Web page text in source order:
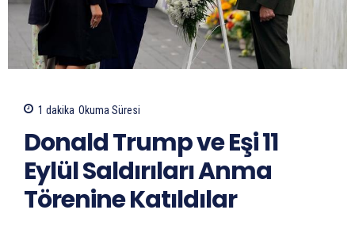
1 dakika Okuma Süresi
Donald Trump ve Eşi 11
Eylül Saldırıları Anma
Törenine Katıldılar